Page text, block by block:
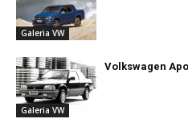
Galeria VW
Galeria VW
Volkswagen